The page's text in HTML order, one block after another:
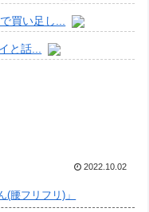
買い足し...
と話...
2022.10.02
腰フリフリ)」